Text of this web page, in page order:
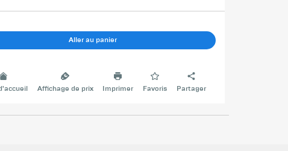
Aller au panier
Affichage de prix Imprimer Favoris Partager